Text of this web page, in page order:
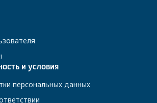
и условия
персональных данных